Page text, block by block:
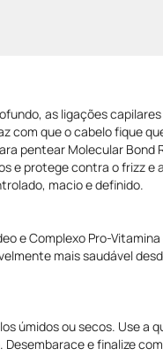
as ligações
com que o cabelo fique
pentear Molecular Bond
e protege contra o frizz e
macio e definido.
e Complexo Pro-
mais saudável
úmidos ou secos. Use a
e finalize